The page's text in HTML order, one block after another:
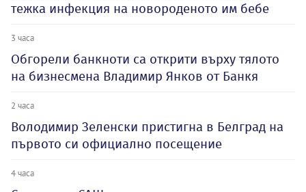
тежка инфекция на новороденото им бебе
3 часа
Обгорели банкноти са открити върху тялото
на бизнесмена Владимир Янков от Банкя
2 часа
Володимир Зеленски пристигна в Белград на
първото си официално посещение
4 часа